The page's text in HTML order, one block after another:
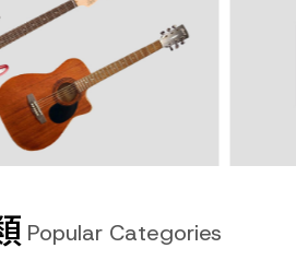
Popular Categories